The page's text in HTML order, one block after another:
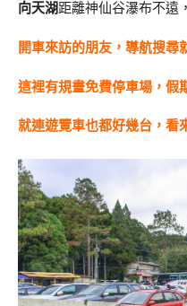
向天湖距離神仙谷瀑布不遠
開車來訪的朋友，導航搜尋
這裡有規畫免費停車場，假
就連遊覽車也都好幾台，看